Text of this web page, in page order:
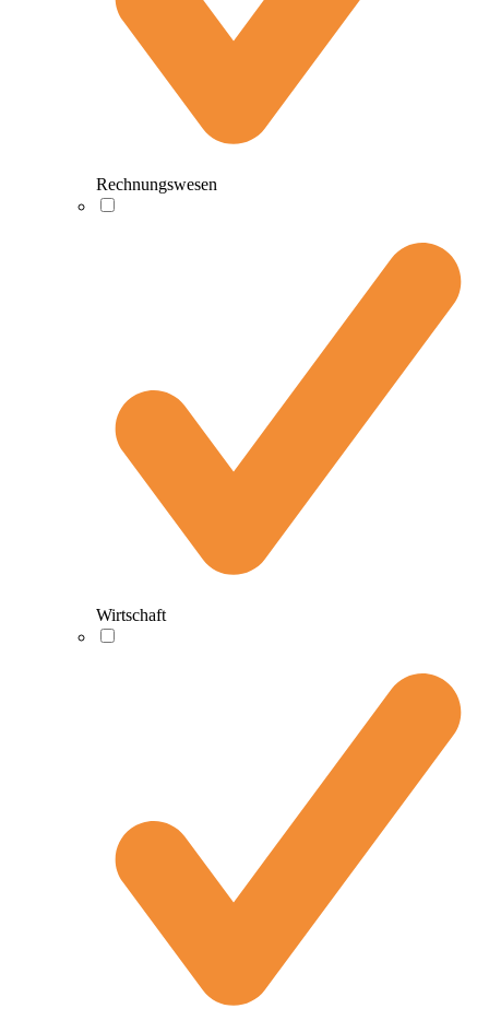
Rechnungswesen
Wirtschaft